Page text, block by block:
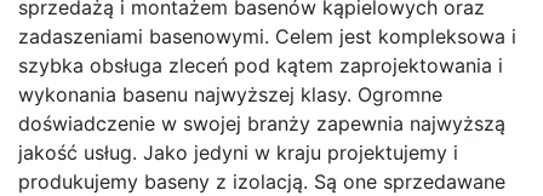
sprzedażą i montażem basenów kąpielowych oraz
zadaszeniami basenowymi. Celem jest kompleksowa i
szybka obsługa zleceń pod kątem zaprojektowania i
wykonania basenu najwyższej klasy. Ogromne
doświadczenie w swojej branży zapewnia najwyższą
jakość usług. Jako jedyni w kraju projektujemy i
produkujemy baseny z izolacją. Są one sprzedawane